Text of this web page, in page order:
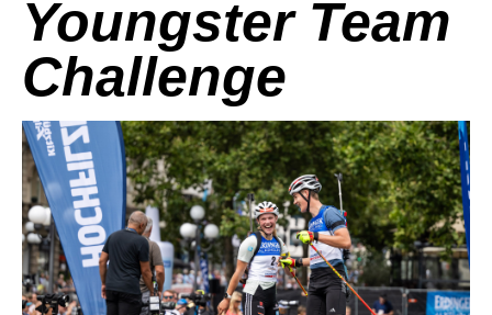
Youngster Team
Challenge